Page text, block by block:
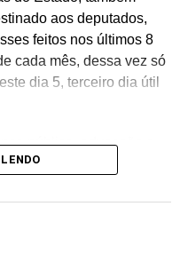
aos deputados,
feitos nos últimos 8
cada mês, dessa vez só
dia 5, terceiro dia útil
pública, educação e
na pauta. No